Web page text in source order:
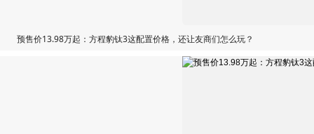
预售价13.98万起：方程豹钛3这配置价格，还让友商们怎么玩？